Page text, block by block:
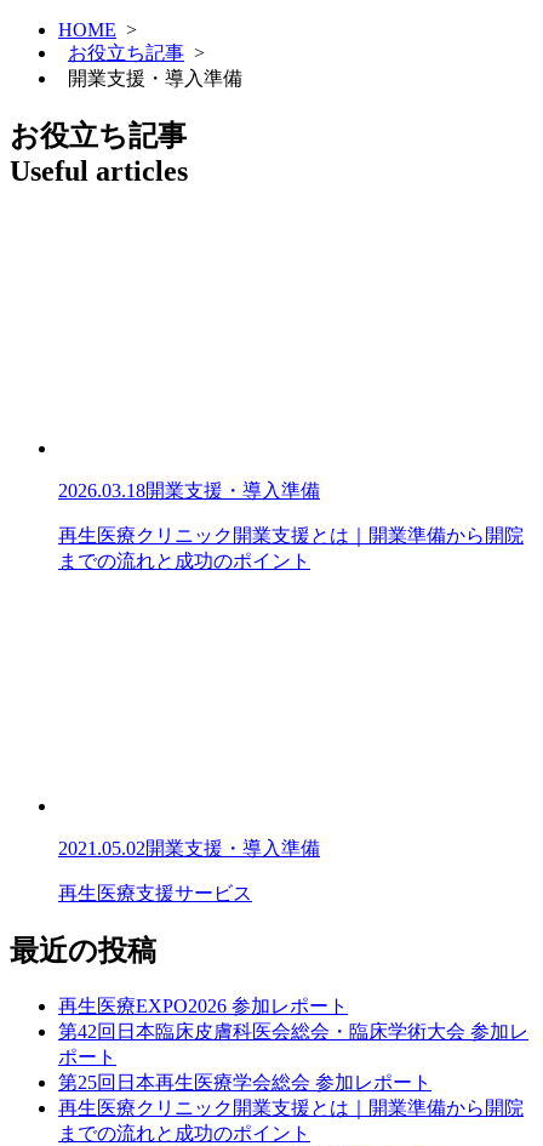
HOME >
お役立ち記事 >
開業支援・導入準備
お役立ち記事
Useful articles
2026.03.18開業支援・導入準備
再生医療クリニック開業支援とは｜開業準備から開院
までの流れと成功のポイント
2021.05.02開業支援・導入準備
再生医療支援サービス
最近の投稿
再生医療EXPO2026 参加レポート
第42回日本臨床皮膚科医会総会・臨床学術大会 参加レ
ポート
第25回日本再生医療学会総会 参加レポート
再生医療クリニック開業支援とは｜開業準備から開院
までの流れと成功のポイント